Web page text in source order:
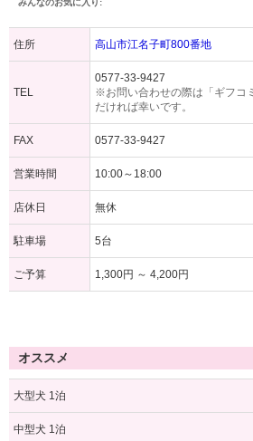
みんなのお気に入り:
住所 高山市江名子町800番地
TEL
0577-33-9427
※お問い合わせの際は「ギフコ
だければ幸いです。
FAX 0577-33-9427
営業時間 10:00～18:00
店休日 無休
駐車場 5台
ご予算 1,300円 ～ 4,200円
オススメ
大型犬 1泊
中型犬 1泊